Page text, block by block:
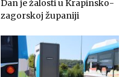
Dan je žalosti u Krapinsko-
zagorskoj županiji